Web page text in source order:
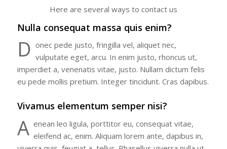
Here are several ways to contact us
Nulla consequat massa quis enim?
D onec pede justo, fringilla vel, aliquet nec,
vulputate eget, arcu. In enim justo, rhoncus ut,
imperdiet a, venenatis vitae, justo. Nullam dictum felis
eu pede mollis pretium. Integer tincidunt. Cras dapibus.
Vivamus elementum semper nisi?
A enean leo ligula, porttitor eu, consequat vitae,
eleifend ac, enim. Aliquam lorem ante, dapibus in,